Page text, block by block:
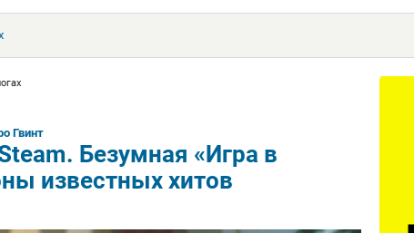
Гвинт
Безумная «Игра в
известных хитов